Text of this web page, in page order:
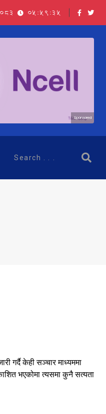
05:59:36
Sponsored
गर्दै केही सञ्चार माध्यममा
भएकोमा त्यसमा कुनै सत्यता